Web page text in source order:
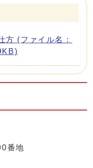
方 (ファイル名：
番地